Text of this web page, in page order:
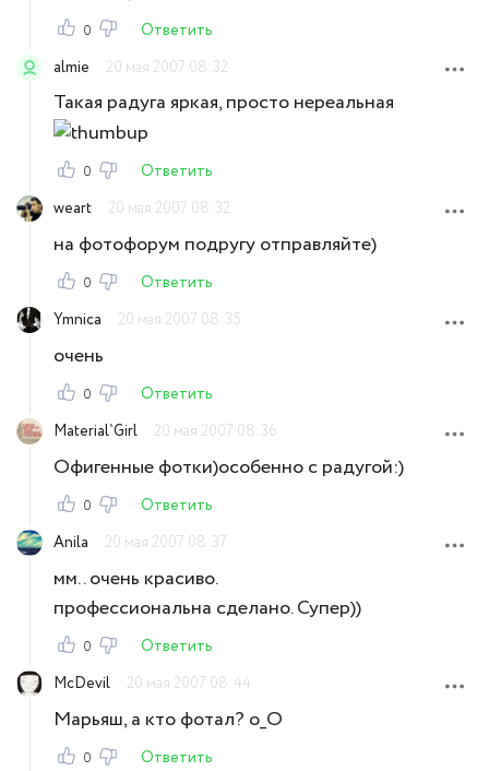
0
Ответить
almie
20 мая 2007 08:32
Такая радуга яркая, просто нереальная
0
Ответить
weart
20 мая 2007 08:32
на фотофорум подругу отправляйте)
0
Ответить
Ymnica
20 мая 2007 08:35
очень
0
Ответить
Material`Girl
20 мая 2007 08:36
Офигенные фотки)особенно с радугой:)
0
Ответить
Anila
20 мая 2007 08:37
мм.. очень красиво.
профессиональна сделано. Супер))
0
Ответить
McDevil
20 мая 2007 08:44
Марьяш, а кто фотал? о_О
0
Ответить